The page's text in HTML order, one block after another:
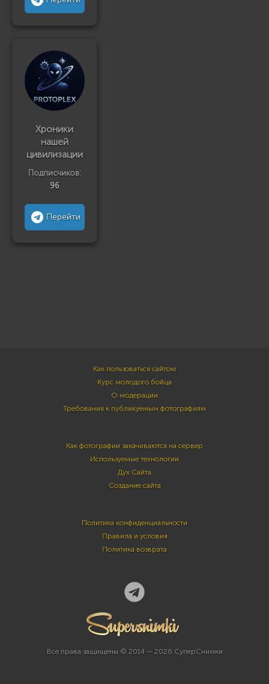
Хроники
нашей
цивилизации
Подписчиков:
96
Перейти
Как пользоваться сайтом
Курс молодого бойца
О модерации
Требования к публикуемым фотографиям
Как фотографии закачиваются на сервер
Используемые технологии
Дух Сайта
Создание сайта
Политика конфиденциальности
Правила и условия
Политика возврата
Все права защищены © 2014 — 2026 СуперСнимки